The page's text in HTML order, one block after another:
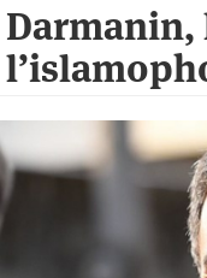
Darmanin,